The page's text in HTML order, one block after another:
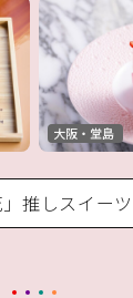
大阪・堂島
」推しスイーツ